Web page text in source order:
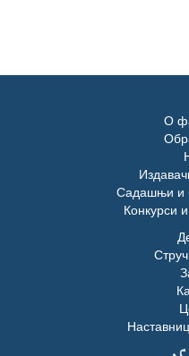
О
Садашњи и
Конкурси